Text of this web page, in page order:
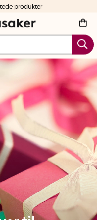
499 DKK